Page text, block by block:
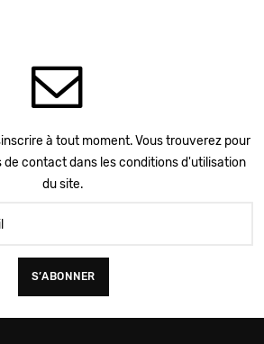
à tout moment. Vous trouverez pour
contact dans les conditions d'utilisation
du site.